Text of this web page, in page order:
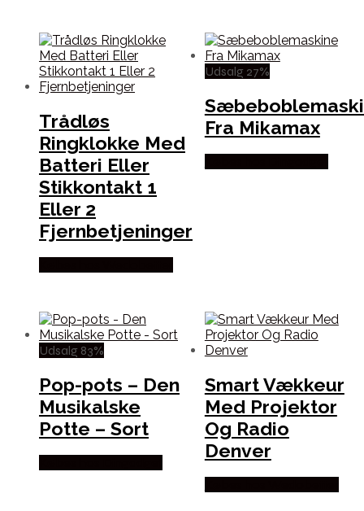
Trådløs
Ringklokke Med
Batteri Eller
Stikkontakt 1
Eller 2
Fjernbetjeninger
Udsalg 27%
Fra Mikamax
Udsalg 83%
Pop-pots – Den
Musikalske
Potte – Sort
Smart Vækkeur
Med Projektor
Og Radio
Denver